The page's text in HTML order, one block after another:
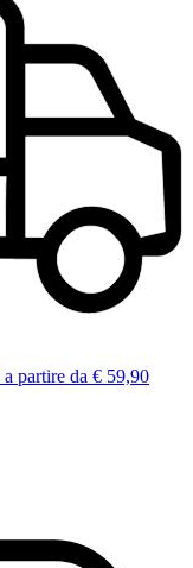
a partire da € 59,90